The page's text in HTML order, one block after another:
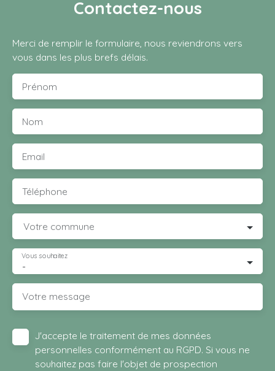
Contactez-nous
Merci de remplir le formulaire, nous reviendrons vers
vous dans les plus brefs délais.
Prénom
Nom
Email
Téléphone
Votre commune
-
Vous souhaitez
Votre message
J'accepte le traitement de mes données
personnelles conformément au RGPD. Si vous ne
souhaitez pas faire l'objet de prospection